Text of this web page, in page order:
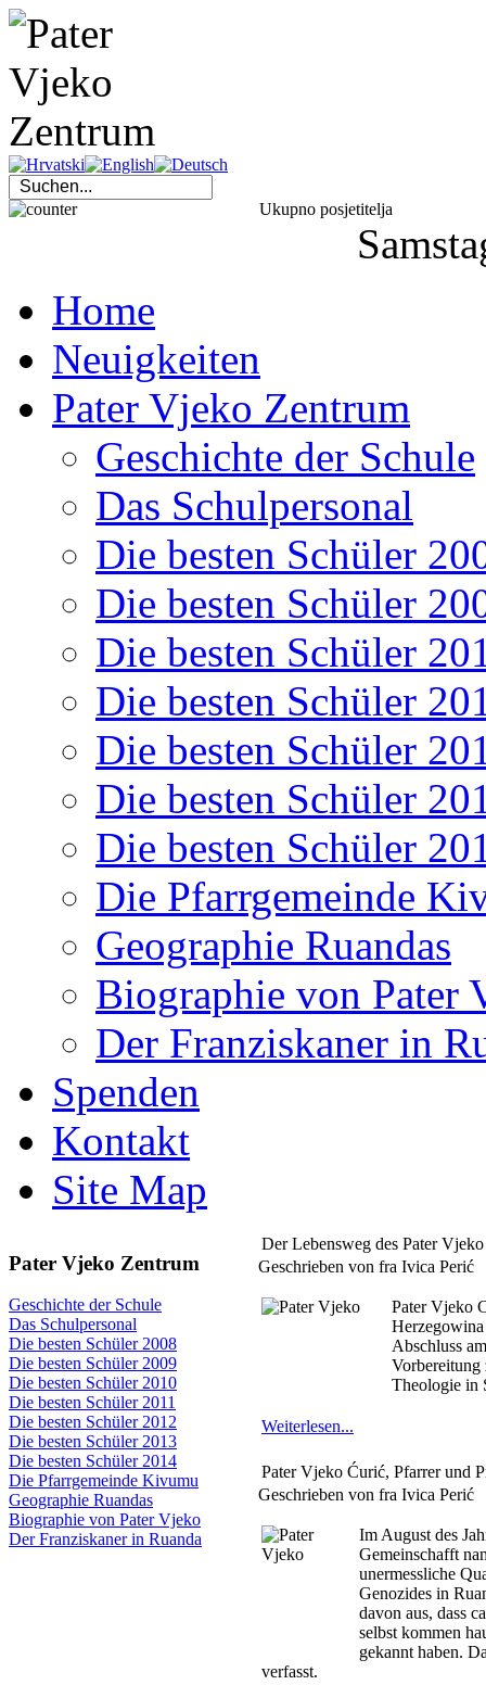
Ukupno posjetitelja
Home
Neuigkeiten
Pater Vjeko Zentrum
Geschichte der Schule
Das Schulpersonal
Die besten Schüler
Die besten Schüler
Die besten Schüler
Die besten Schüler
Die besten Schüler
Die besten Schüler
Die besten Schüler
Die Pfarrgemeinde
Geographie Ruandas
Biographie von Pater
Der Franziskaner in
Spenden
Kontakt
Site Map
Pater Vjeko Zentrum
Geschichte der Schule
Das Schulpersonal
Die besten Schüler 2008
Die besten Schüler 2009
Die besten Schüler 2010
Die besten Schüler 2011
Die besten Schüler 2012
Die besten Schüler 2013
Die besten Schüler 2014
Die Pfarrgemeinde Kivumu
Geographie Ruandas
Biographie von Pater Vjeko
Der Franziskaner in Ruanda
Der Lebensweg des Pater
Geschrieben von fra Ivica Perić
Pater Vjeko
Abschluss
Vorbereitung
Theologie in
Weiterlesen...
Pater Vjeko Ćurić, Pfarrer und
Geschrieben von fra Ivica Perić
Im August des
Gemeinschafft
unermessliche
Genozides in
davon aus, dass
selbst kommen
gekannt haben.
verfasst.